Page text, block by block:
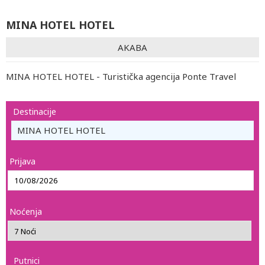
MINA HOTEL HOTEL
AKABA
MINA HOTEL HOTEL - Turistička agencija Ponte Travel
Destinacije
MINA HOTEL HOTEL
Prijava
Noćenja
Putnici